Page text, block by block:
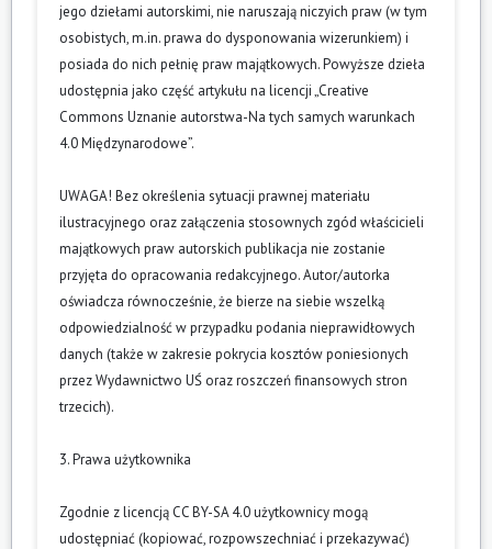
jego dziełami autorskimi, nie naruszają niczyich praw (w tym
osobistych, m.in. prawa do dysponowania wizerunkiem) i
posiada do nich pełnię praw majątkowych. Powyższe dzieła
udostępnia jako część artykułu na licencji „Creative
Commons Uznanie autorstwa-Na tych samych warunkach
4.0 Międzynarodowe”.
UWAGA! Bez określenia sytuacji prawnej materiału
ilustracyjnego oraz załączenia stosownych zgód właścicieli
majątkowych praw autorskich publikacja nie zostanie
przyjęta do opracowania redakcyjnego. Autor/autorka
oświadcza równocześnie, że bierze na siebie wszelką
odpowiedzialność w przypadku podania nieprawidłowych
danych (także w zakresie pokrycia kosztów poniesionych
przez Wydawnictwo UŚ oraz roszczeń finansowych stron
trzecich).
3. Prawa użytkownika
Zgodnie z licencją CC BY-SA 4.0 użytkownicy mogą
udostępniać (kopiować, rozpowszechniać i przekazywać)